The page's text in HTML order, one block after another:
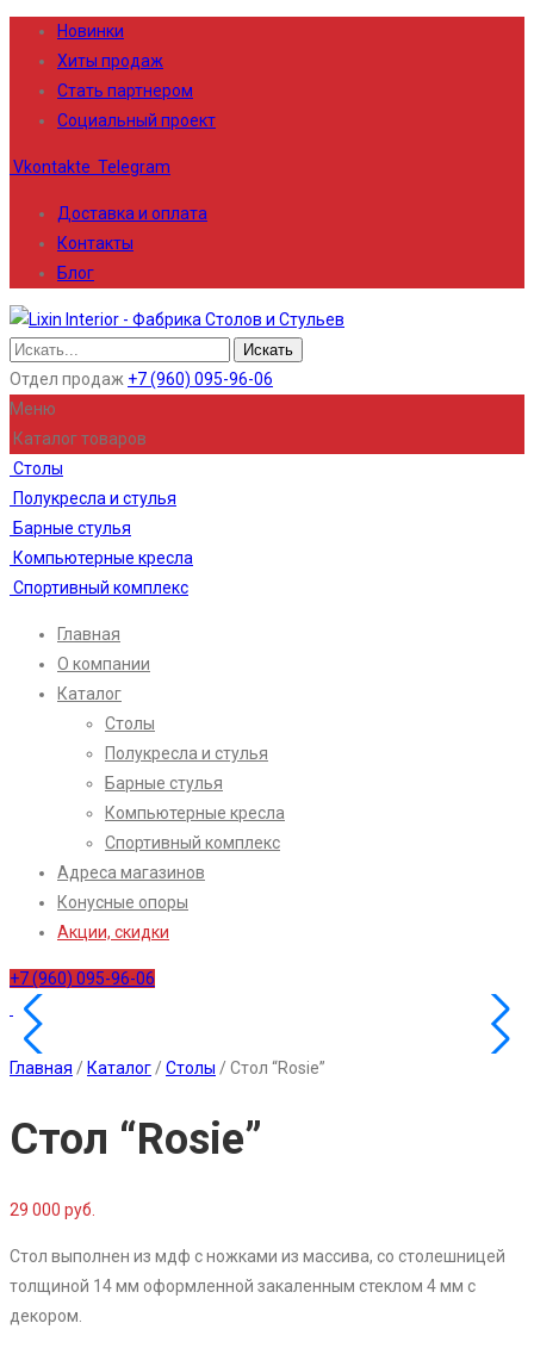
Новинки
Хиты продаж
Стать партнером
Социальный проект
Vkontakte Telegram
Доставка и оплата
Контакты
Блог
Отдел продаж +7 (960) 095-96-06
Меню
Каталог товаров
Столы
Полукресла и стулья
Барные стулья
Компьютерные кресла
Спортивный комплекс
Главная
О компании
Каталог
Столы
Полукресла и стулья
Барные стулья
Компьютерные кресла
Спортивный комплекс
Адреса магазинов
Конусные опоры
Акции, скидки
+7 (960) 095-96-06
Главная / Каталог /Столы /Стол “Rosie”
Стол “Rosie”
29 000 руб.
Стол выполнен из мдф с ножками из массива, со столешницей
толщиной 14 мм оформленной закаленным стеклом 4 мм с
декором.